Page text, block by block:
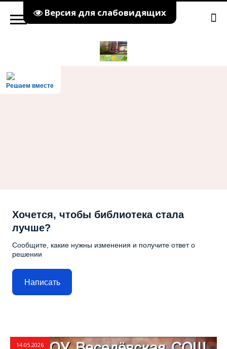
Версия для слабовидящих
Решаем вместе
Хочется, чтобы библиотека стала
лучше?
Сообщите, какие нужны изменения и получите ответ о
решении
Написать
14.05.2026